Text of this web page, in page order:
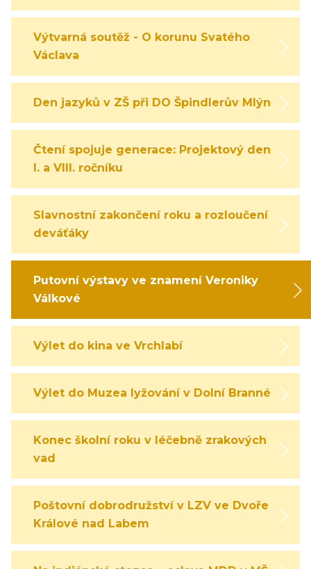
Výtvarná soutěž - O korunu Svatého
Václava
Den jazyků v ZŠ při DO Špindlerův Mlýn
Čtení spojuje generace: Projektový den
I. a VIII. ročníku
Slavnostní zakončení roku a rozloučení s
deváťáky
Putovní výstavy ve znamení Veroniky
Válkové
Výlet do kina ve Vrchlabí
Výlet do Muzea lyžování v Dolní Branné
Konec školní roku v léčebně zrakových
vad
Poštovní dobrodružství v LZV ve Dvoře
Králové nad Labem